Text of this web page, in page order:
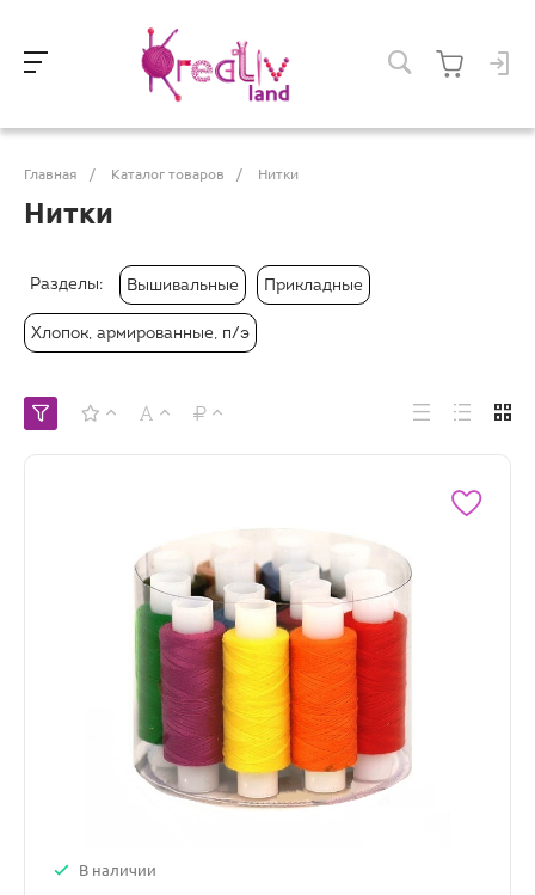
Главная / Каталог товаров / Нитки
Нитки
Разделы: Вышивальные Прикладные
Хлопок, армированные, п/э
В наличии